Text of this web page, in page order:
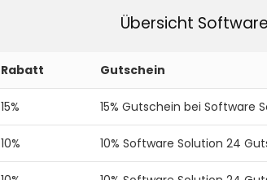
Übersicht
Rabatt Gutschein
15% 15% Gutschein bei Software
10% 10% Software Solution 24